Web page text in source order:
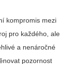
kompromis mezi
pro každého, ale
a nenáročné
pozornost